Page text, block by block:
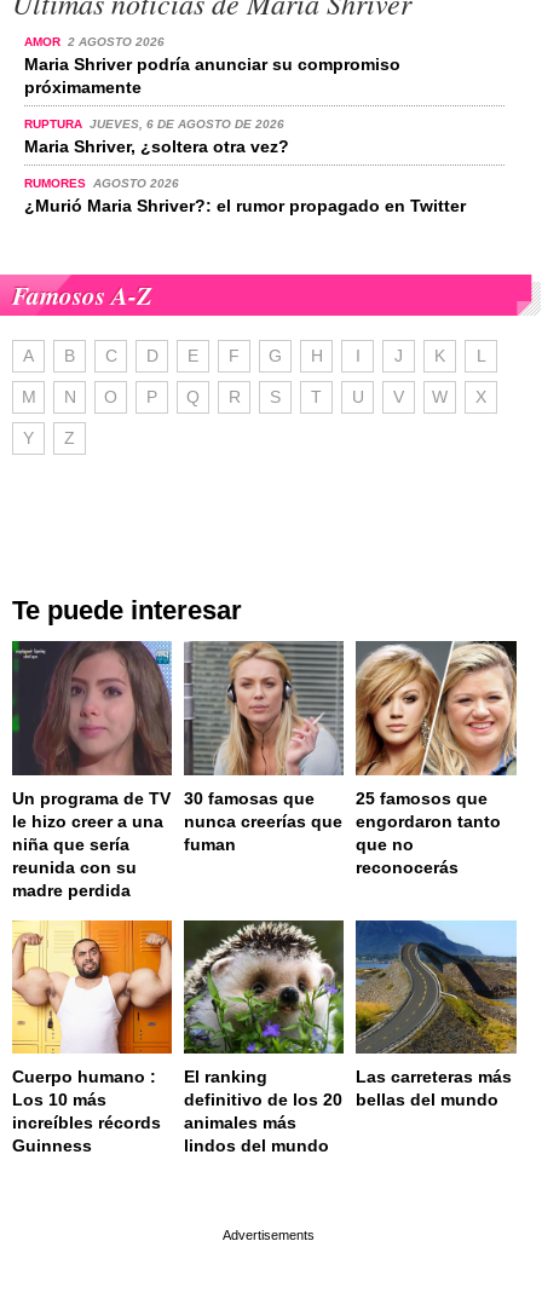
AMOR 2 AGOSTO 2026
Maria Shriver podría anunciar su compromiso
próximamente
RUPTURA JUEVES, 6 DE AGOSTO DE 2026
Maria Shriver, ¿soltera otra vez?
RUMORES AGOSTO 2026
¿Murió Maria Shriver?: el rumor propagado en Twitter
Famosos A-Z
A B C D E F G H I J K L
M N O P Q R S T U V W X
Y Z
Te puede interesar
Un programa de TV
le hizo creer a una
niña que sería
reunida con su
madre perdida
30 famosas que
nunca creerías que
fuman
25 famosos que
engordaron tanto
que no
reconocerás
Cuerpo humano :
Los 10 más
increíbles récords
Guinness
El ranking
definitivo de los 20
animales más
lindos del mundo
Las carreteras más
bellas del mundo